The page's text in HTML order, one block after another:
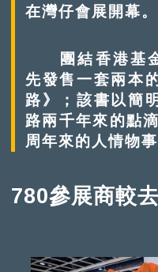
在灣仔會展開幕。
團結香港基金
先發售一套兩本
路》；該書以簡
路兩千年來的點
周年來的人情物事
780參展商較